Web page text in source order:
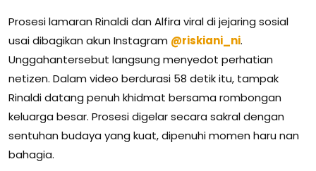
Prosesi lamaran Rinaldi dan Alfira viral di jejaring sosial
usai dibagikan akun Instagram @riskiani_ni.
Unggahantersebut langsung menyedot perhatian
netizen. Dalam video berdurasi 58 detik itu, tampak
Rinaldi datang penuh khidmat bersama rombongan
keluarga besar. Prosesi digelar secara sakral dengan
sentuhan budaya yang kuat, dipenuhi momen haru nan
bahagia.